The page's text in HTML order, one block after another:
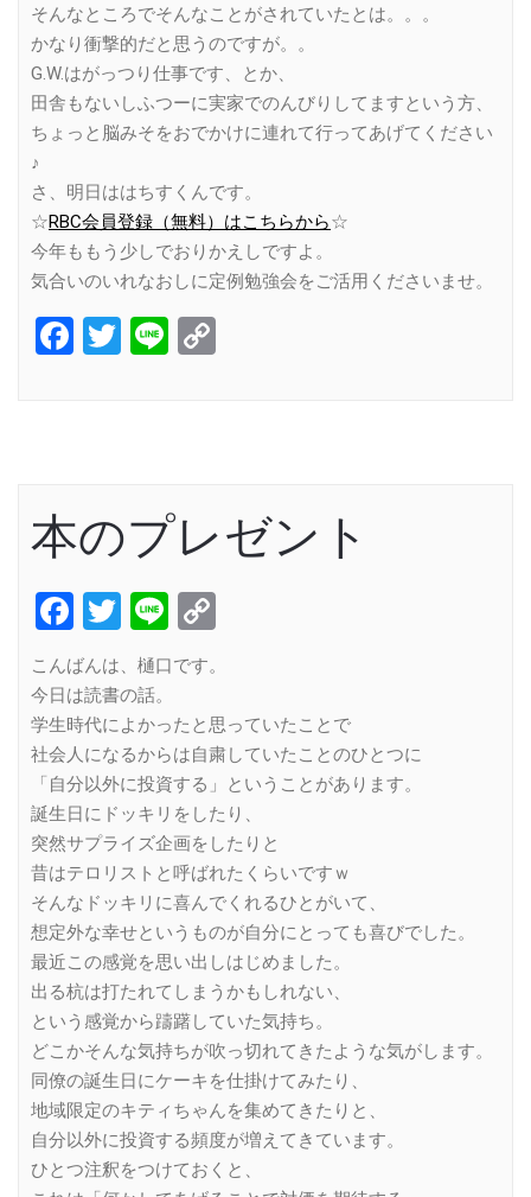
そんなところでそんなことがされていたとは。。。
かなり衝撃的だと思うのですが。。
G.W.はがっつり仕事です、とか、
田舎もないしふつーに実家でのんびりしてますという方、
ちょっと脳みそをおでかけに連れて行ってあげてください
♪
さ、明日ははちすくんです。
☆RBC会員登録（無料）はこちらから☆
今年ももう少しでおりかえしですよ。
気合いのいれなおしに定例勉強会をご活用くださいませ。
Facebook
Twitter
Line
本のプレゼント
Facebook
Twitter
Line
こんばんは、樋口です。
今日は読書の話。
学生時代によかったと思っていたことで
社会人になるからは自粛していたことのひとつに
「自分以外に投資する」ということがあります。
誕生日にドッキリをしたり、
突然サプライズ企画をしたりと
昔はテロリストと呼ばれたくらいですｗ
そんなドッキリに喜んでくれるひとがいて、
想定外な幸せというものが自分にとっても喜びでした。
最近この感覚を思い出しはじめました。
出る杭は打たれてしまうかもしれない、
という感覚から躊躇していた気持ち。
どこかそんな気持ちが吹っ切れてきたような気がします。
同僚の誕生日にケーキを仕掛けてみたり、
地域限定のキティちゃんを集めてきたりと、
自分以外に投資する頻度が増えてきています。
ひとつ注釈をつけておくと、